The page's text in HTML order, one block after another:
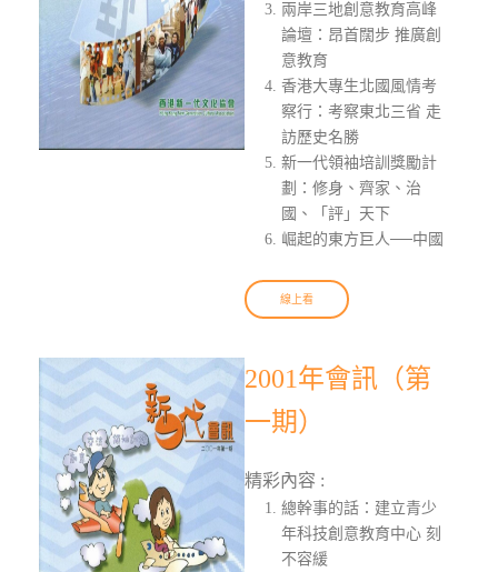
兩岸三地創意教育高峰
論壇：昂首闊步 推廣創
意教育
香港大專生北國風情考
察行：考察東北三省 走
訪歷史名勝
新一代領袖培訓獎勵計
劃：修身、齊家、治
國、「評」天下
崛起的東方巨人──中國
線上看
2001年會訊（第
一期）
精彩內容 :
總幹事的話：建立青少
年科技創意教育中心 刻
不容緩